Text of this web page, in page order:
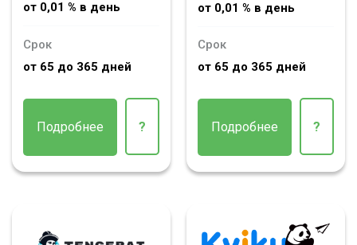
от 0,01 % в день
Срок
от 65 до 365 дней
Подробнее ?
от 0,01 % в день
Срок
от 65 до 365 дней
Подробнее ?